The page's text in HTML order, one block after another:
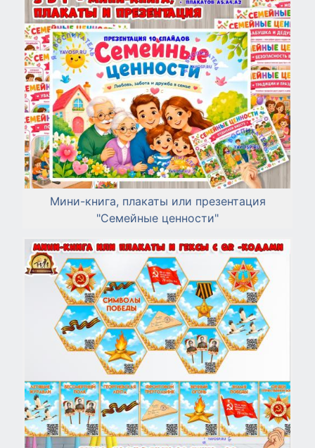
Мини-книга, плакаты или презентация
"Семейные ценности"